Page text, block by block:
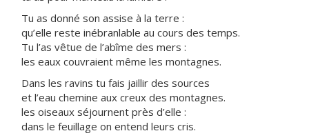
Tu as donné son assise à la terre :
qu’elle reste inébranlable au cours des temps.
Tu l’as vêtue de l’abîme des mers :
les eaux couvraient même les montagnes.
Dans les ravins tu fais jaillir des sources
et l’eau chemine aux creux des montagnes.
les oiseaux séjournent près d’elle :
dans le feuillage on entend leurs cris.